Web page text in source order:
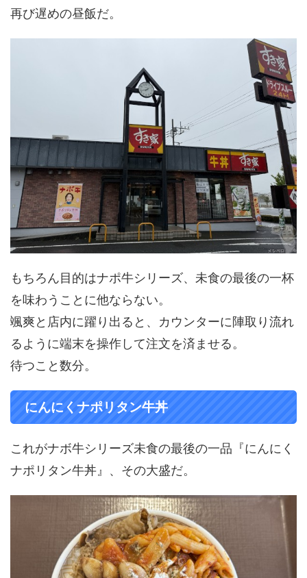
再び遅めの昼飯だ。
もちろん目的はナポ牛シリーズ、未食の最後の一杯
を味わうことに他ならない。
颯爽と店内に躍り出ると、カウンターに陣取り流れ
るように端末を操作して注文を済ませる。
待つこと数分。
にんにくナポリタン牛丼
これがナボ牛シリーズ未食の最後の一品『にんにく
ナポリタン牛丼』、その大盛だ。